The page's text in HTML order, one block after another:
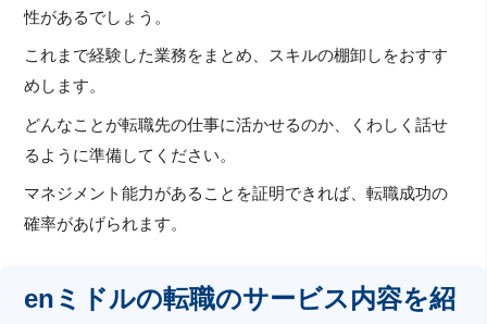
性があるでしょう。
これまで経験した業務をまとめ、スキルの棚卸しをおすす
めします。
どんなことが転職先の仕事に活かせるのか、くわしく話せ
るように準備してください。
マネジメント能力があることを証明できれば、転職成功の
確率があげられます。
enミドルの転職のサービス内容を紹